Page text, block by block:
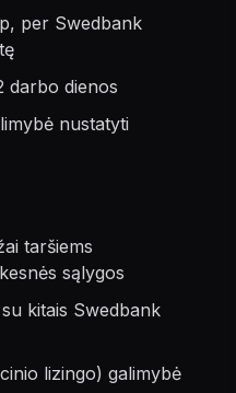
per Swedbank
darbo dienos
nustatyti
taršiems
sąlygos
kitais Swedbank
lizingo) galimybė